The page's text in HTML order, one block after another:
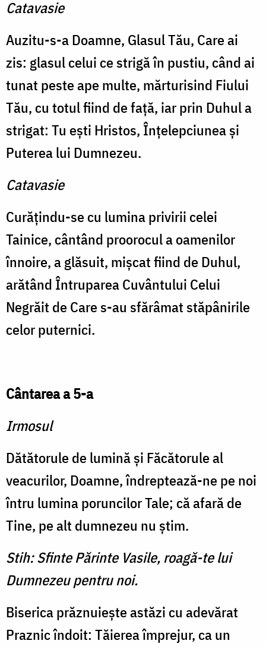
Catavasie
Auzitu-s-a Doamne, Glasul Tău, Care ai
zis: glasul celui ce strigă în pustiu, când ai
tunat peste ape multe, mărturisind Fiului
Tău, cu totul fiind de faţă, iar prin Duhul a
strigat: Tu eşti Hristos, Înţelepciunea şi
Puterea lui Dumnezeu.
Catavasie
Curăţindu-se cu lumina privirii celei
Tainice, cântând proorocul a oamenilor
înnoire, a glăsuit, mişcat fiind de Duhul,
arătând Întruparea Cuvântului Celui
Negrăit de Care s-au sfărâmat stăpânirile
celor puternici.
Cântarea a 5-a
Irmosul
Dătătorule de lumină şi Făcătorule al
veacurilor, Doamne, îndreptează-ne pe noi
întru lumina poruncilor Tale; că afară de
Tine, pe alt dumnezeu nu ştim.
Stih: Sfinte Părinte Vasile, roagă-te lui
Dumnezeu pentru noi.
Biserica prăznuieşte astăzi cu adevărat
Praznic îndoit: Tăierea împrejur, ca un